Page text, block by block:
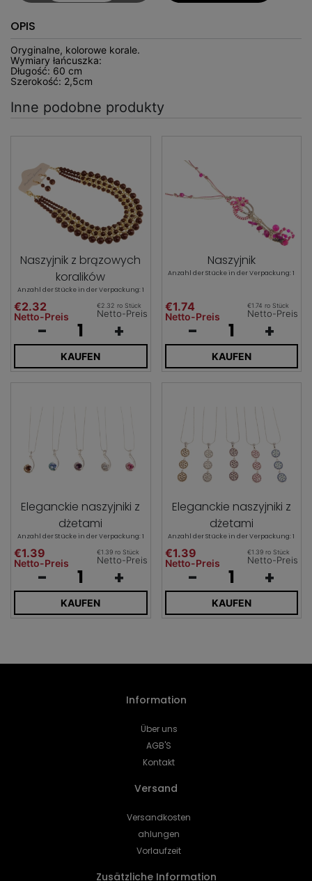
OPIS
Oryginalne, kolorowe korale.
Wymiary łańcuszka:
Długość: 60 cm
Szerokość: 2,5cm
Inne podobne produkty
Naszyjnik z brązowych
koralików
Anzahl der Stücke in der Verpackung: 1
€2.32
Netto-Preis
€2.32 ro Stück
Netto-Preis
- +
KAUFEN
Naszyjnik
Anzahl der Stücke in der Verpackung: 1
€1.74
Netto-Preis
€1.74 ro Stück
Netto-Preis
- +
KAUFEN
Eleganckie naszyjniki z
dżetami
Anzahl der Stücke in der Verpackung: 1
€1.39
Netto-Preis
€1.39 ro Stück
Netto-Preis
- +
KAUFEN
Eleganckie naszyjniki z
dżetami
Anzahl der Stücke in der Verpackung: 1
€1.39
Netto-Preis
€1.39 ro Stück
Netto-Preis
- +
KAUFEN
Information
Über uns
AGB'S
Kontakt
Versand
Versandkosten
ahlungen
Vorlaufzeit
Zusätzliche Information